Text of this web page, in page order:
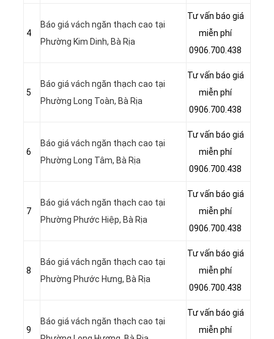
4
Báo giá vách ngăn thạch cao tại
Phường Kim Dinh, Bà Rịa
Tư vấn báo giá
miễn phí
0906.700.438
5
Báo giá vách ngăn thạch cao tại
Phường Long Toàn, Bà Rịa
Tư vấn báo giá
miễn phí
0906.700.438
6
Báo giá vách ngăn thạch cao tại
Phường Long Tâm, Bà Rịa
Tư vấn báo giá
miễn phí
0906.700.438
7
Báo giá vách ngăn thạch cao tại
Phường Phước Hiệp, Bà Rịa
Tư vấn báo giá
miễn phí
0906.700.438
8
Báo giá vách ngăn thạch cao tại
Phường Phước Hưng, Bà Rịa
Tư vấn báo giá
miễn phí
0906.700.438
9
Báo giá vách ngăn thạch cao tại
Tư vấn báo giá
miễn phí